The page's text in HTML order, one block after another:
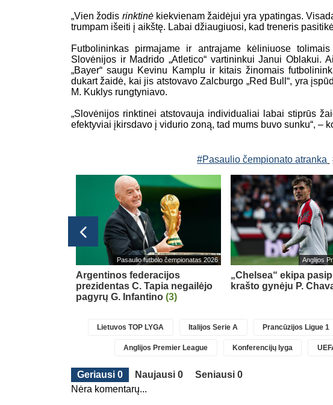
„Vien žodis rinktinė kiekvienam žaidėjui yra ypatingas.
trumpam išeiti į aikštę. Labai džiaugiuosi, kad treneris
Futbolininkas pirmajame ir antrajame kėliniuose
Slovėnijos ir Madrido „Atletico“ vartininkui Janui Oblakui.
„Bayer“ saugu Kevinu Kamplu ir kitais žinomais
dukart žaidė, kai jis atstovavo Zalcburgo „Red Bull“, yra
M. Kuklys rungtyniavo.
„Slovėnijos rinktinei atstovauja individualiai labai stiprūs
efektyviai įkirsdavo į vidurio zoną, tad mums buvo sunku“, –
#Pasaulio čempionato atranka
Pasaulio futbolo čempionatas 2026
Argentinos federacijos
prezidentas C. Tapia negailėjo
pagyrų G. Infantino (3)
Anglijos
„Chelsea“ ekipa
krašto gynėju P.
Lietuvos TOP LYGA Italijos Serie A Prancūzijos Ligue 1
Anglijos Premier League Konferencijų lyga
Geriausi 0 Naujausi 0
Seniausi 0
Nėra komentarų...